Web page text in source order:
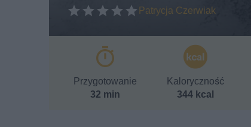
Patrycja Czerwiak
Przygotowanie
32 min
Kaloryczność
344 kcal